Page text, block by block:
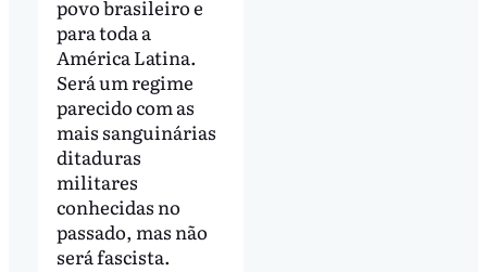
povo brasileiro e
para toda a
América Latina.
Será um regime
parecido com as
mais sanguinárias
ditaduras
militares
conhecidas no
passado, mas não
será fascista.